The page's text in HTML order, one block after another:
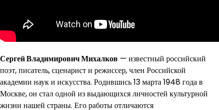
Сергей Владимирович Михалков — известный российский
поэт, писатель, сценарист и режиссер, член Российской
академии наук и искусства. Родившись 13 марта 1948 года в
Москве, он стал одной из выдающихся личностей культурной
жизни нашей страны. Его работы отличаются